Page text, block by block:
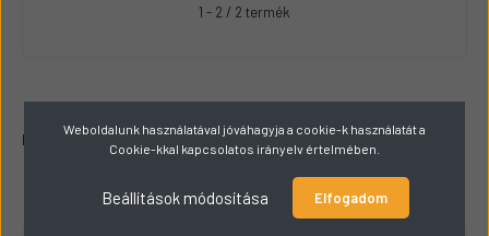
1 - 2 / 2 termék
Fékrendszer alkatrészek JCB munkagépekhez.
Weboldalunk használatával jóváhagyja a cookie-k használatát a
Cookie-kkal kapcsolatos irányelv értelmében.
Beállítások módosítása Elfogadom